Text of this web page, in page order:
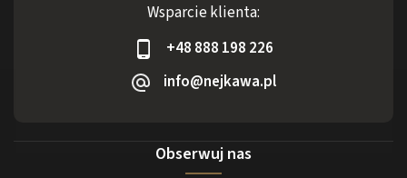
Wsparcie klienta:
+48 888 198 226
info@nejkawa.pl
Obserwuj nas